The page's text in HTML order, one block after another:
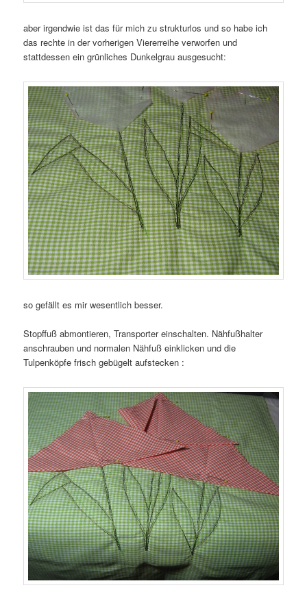
aber irgendwie ist das für mich zu strukturlos und so habe ich
das rechte in der vorherigen Viererreihe verworfen und
stattdessen ein grünliches Dunkelgrau ausgesucht:
so gefällt es mir wesentlich besser.
Stopffuß abmontieren, Transporter einschalten. Nähfußhalter
anschrauben und normalen Nähfuß einklicken und die
Tulpenköpfe frisch gebügelt aufstecken :